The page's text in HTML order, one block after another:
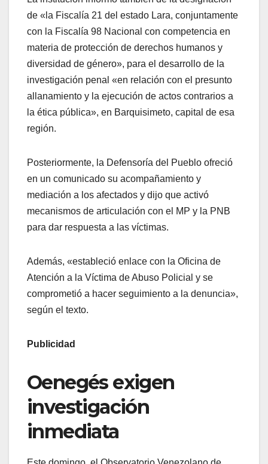
de «la Fiscalía 21 del estado Lara, conjuntamente
con la Fiscalía 98 Nacional con competencia en
materia de protección de derechos humanos y
diversidad de género», para el desarrollo de la
investigación penal «en relación con el presunto
allanamiento y la ejecución de actos contrarios a
la ética pública», en Barquisimeto, capital de esa
región.
Posteriormente, la Defensoría del Pueblo ofreció
en un comunicado su acompañamiento y
mediación a los afectados y dijo que activó
mecanismos de articulación con el MP y la PNB
para dar respuesta a las víctimas.
Además, «estableció enlace con la Oficina de
Atención a la Víctima de Abuso Policial y se
comprometió a hacer seguimiento a la denuncia»,
según el texto.
Publicidad
Oenegés exigen
investigación
inmediata